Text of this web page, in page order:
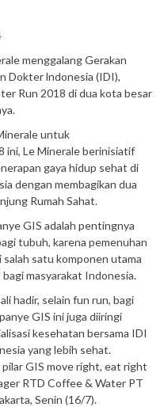
menggalang Gerakan
Dokter lndonesia (IDI),
Run 2018 di dua kota besar
untuk
ini, Le Minerale berinisiatif
gaya hidup sehat di
dengan membagikan dua
Rumah Sahat.
GIS adalah pentingnya
tubuh, karena pemenuhan
satu komponen utama
masyarakat Indonesia.
hadir, selain fun run, bagi
GIS ini juga diiringi
kesehatan bersama IDI
yang lebih sehat.
GIS move right, eat right
RTD Coffee & Water PT
Senin (16/7).